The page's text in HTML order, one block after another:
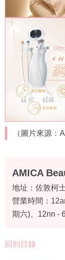
（圖片來源：
AMICA
地址：佐敦柯
營業時間：
期六)、12nn -
回到目錄